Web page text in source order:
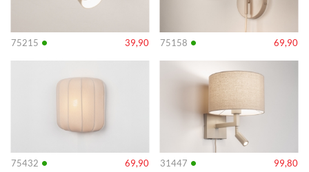
75215 • 39,90 75158 • 69,90
75432 • 69,90
Info
31447 • 99,80
Info